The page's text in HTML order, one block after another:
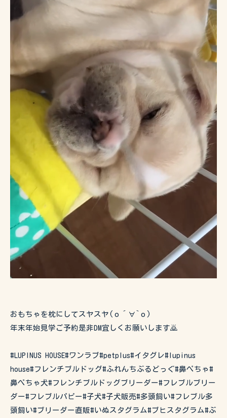
おもちゃを枕にしてスヤスヤ(о´∀`о)
年末年始見学ご予約是非DM宜しくお願いします🙇
#LUPINUS HOUSE#ワンラブ#petplus#イタグレ#lupinus
house#フレンチブルドッグ#ふれんちぶるどっぐ#鼻ぺちゃ#
鼻ぺちゃ犬#フレンチブルドッグブリーダー#フレブルブリー
ダー#フレブルパピー#子犬#子犬販売#多頭飼い#フレブル多
頭飼い#ブリーダー直販#いぬスタグラム#ブヒスタグラム#ぶ